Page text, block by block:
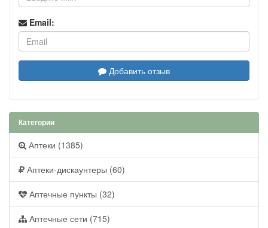
Email:
Добавить отзыв
Категории
Аптеки (1385)
Аптеки-дискаунтеры (60)
Аптечные пункты (32)
Аптечные сети (715)